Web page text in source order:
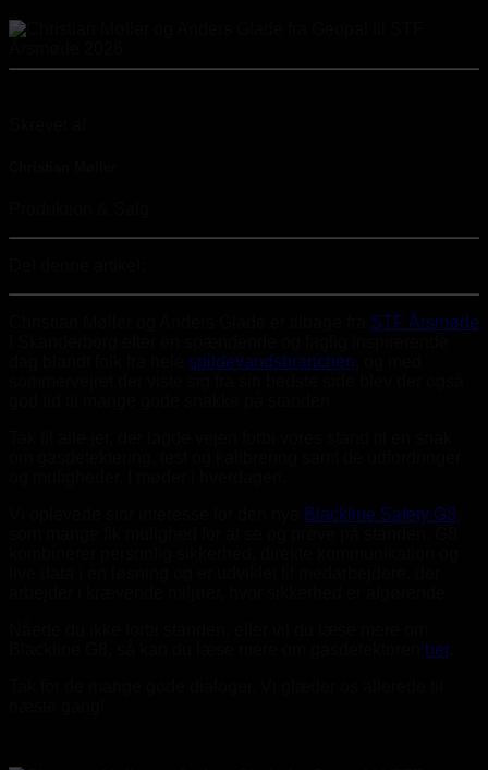
STF Årsmøde
spildevandsbranchen
Blackline Safety G8
her.